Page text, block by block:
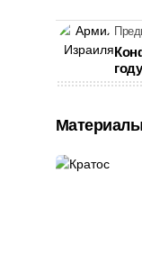
году